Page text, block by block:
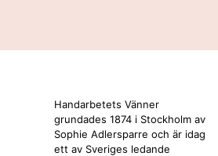
Handarbetets Vänner
grundades 1874 i Stockholm av
Sophie Adlersparre och är idag
ett av Sveriges ledande